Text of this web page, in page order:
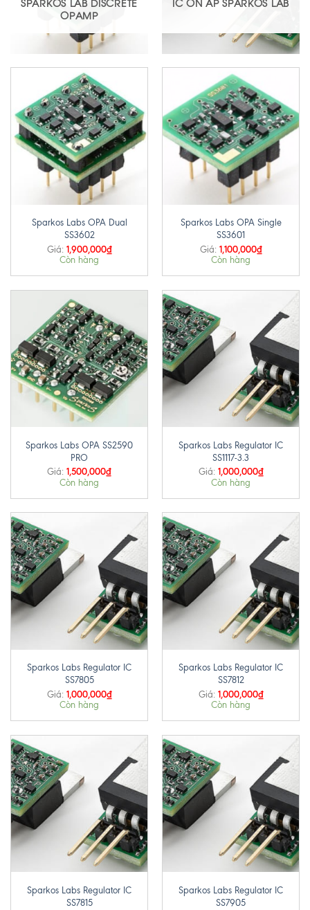
OPAMP
Sparkos Labs OPA Dual
SS3602
Giá: 1,900,000₫
Còn hàng
Sparkos Labs OPA Single
SS3601
Giá: 1,100,000₫
Còn hàng
Sparkos Labs OPA SS2590
PRO
Giá: 1,500,000₫
Còn hàng
Sparkos Labs Regulator IC
SS1117-3.3
Giá: 1,000,000₫
Còn hàng
Sparkos Labs Regulator IC
SS7805
Giá: 1,000,000₫
Còn hàng
Sparkos Labs Regulator IC
SS7812
Giá: 1,000,000₫
Còn hàng
Sparkos Labs Regulator IC
SS7815
Sparkos Labs Regulator IC
SS7905